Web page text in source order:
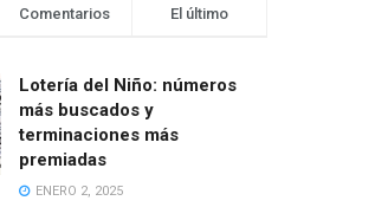
Comentarios El último
Lotería del Niño: números
más buscados y
terminaciones más
premiadas
ENERO 2, 2025